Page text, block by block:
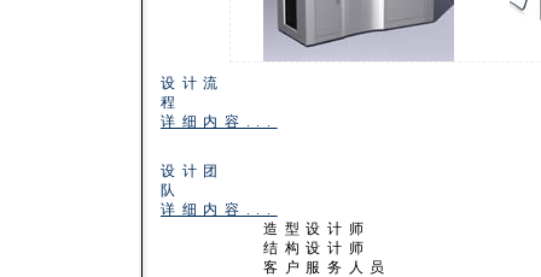
设计流
程
详细内容...
设计团
队
详细内容...
造型设计师
结构设计师
客户服务人员